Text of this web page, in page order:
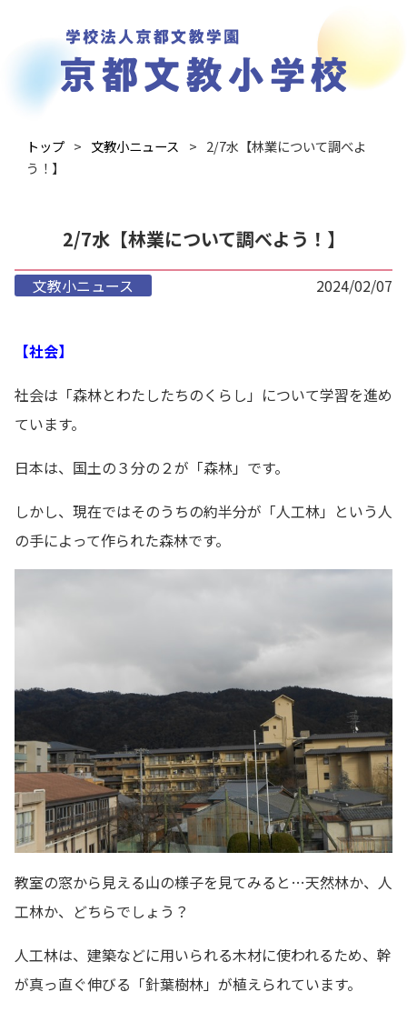
トップ 文教小ニュース
2/7水【林業について調べよ
う！】
2/7水【林業について調べよう！】
文教小ニュース 2024/02/07
【社会】
社会は「森林とわたしたちのくらし」について学習を進め
ています。
日本は、国土の３分の２が「森林」です。
しかし、現在ではそのうちの約半分が「人工林」という人
の手によって作られた森林です。
教室の窓から見える山の様子を見てみると…天然林か、人
工林か、どちらでしょう？
人工林は、建築などに用いられる木材に使われるため、幹
が真っ直ぐ伸びる「針葉樹林」が植えられています。